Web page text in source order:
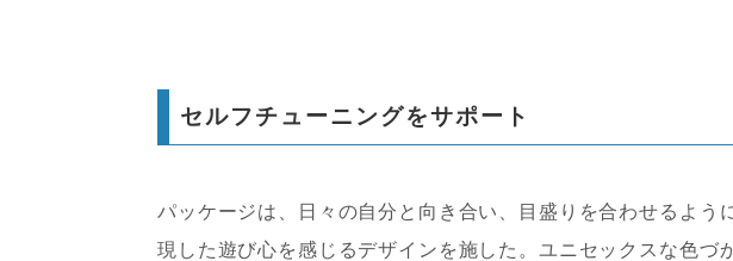
セルフチューニングをサポート
パッケージは、日々の自分と向き合い、目盛りを合わせるよう
現した遊び心を感じるデザインを施した。ユニセックスな色づ